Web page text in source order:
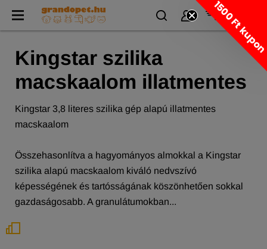
Kingstar szilika
macskaalom illatmentes
Kingstar 3,8 literes szilika gép alapú illatmentes
macskaalom
Összehasonlítva a hagyományos almokkal a Kingstar
szilika alapú macskaalom kiváló nedvszívó
képességének és tartósságának köszönhetően sokkal
gazdaságosabb. A granulátumokban...
1500 Ft